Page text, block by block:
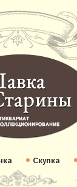
Скупка